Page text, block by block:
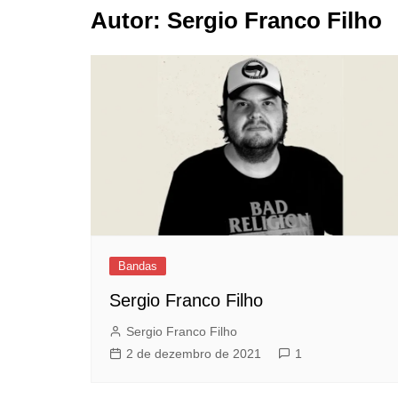
Cobertura de
Informes
Autor: Sergio Franco Filho
Bandas
Sergio Franco Filho
Sergio Franco Filho
2 de dezembro de 2021
1